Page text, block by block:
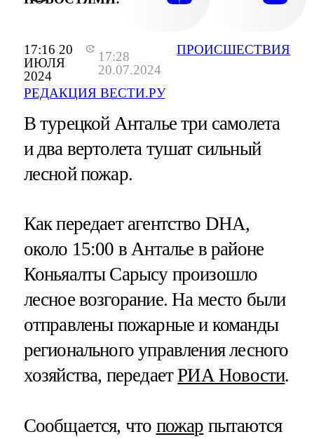
17:16 20
ИЮЛЯ
2024
17:28
20.07.2024
РЕДАКЦИЯ ВЕСТИ.РУ
ПРОИСШЕСТВИЯ
В турецкой Анталье три самолета
и два вертолета тушат сильный
лесной пожар.
Как передает агентство DHA,
около 15:00 в Анталье в районе
Коньяалты Сарысу произошло
лесное возгорание. На место были
отправлены пожарные и команды
регионального управления лесного
хозяйства, передаетРИА Новости.
Сообщается, что пожар пытаются